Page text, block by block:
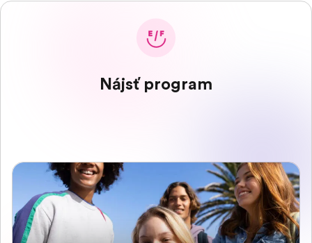
Nájsť program